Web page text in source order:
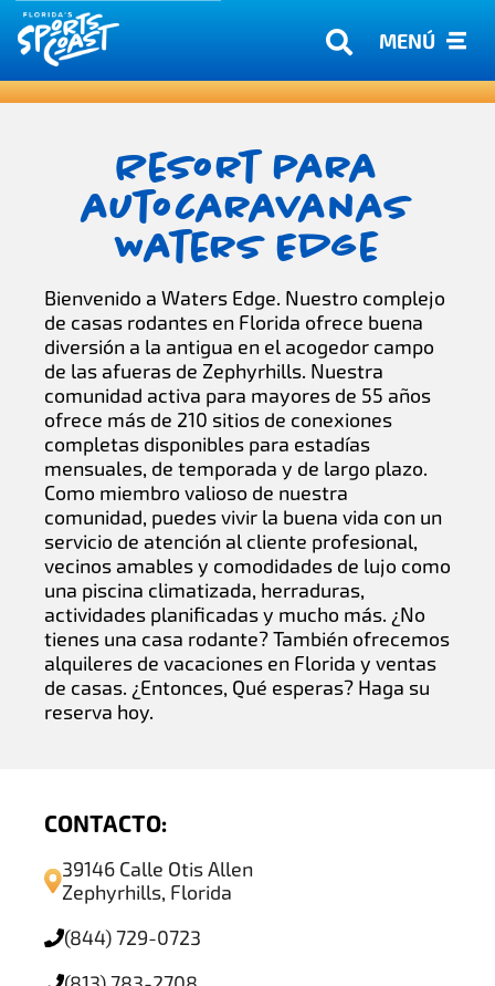
MENÚ
Resort para
autocaravanas
Waters Edge
Bienvenido a Waters Edge. Nuestro complejo
de casas rodantes en Florida ofrece buena
diversión a la antigua en el acogedor campo
de las afueras de Zephyrhills. Nuestra
comunidad activa para mayores de 55 años
ofrece más de 210 sitios de conexiones
completas disponibles para estadías
mensuales, de temporada y de largo plazo.
Como miembro valioso de nuestra
comunidad, puedes vivir la buena vida con un
servicio de atención al cliente profesional,
vecinos amables y comodidades de lujo como
una piscina climatizada, herraduras,
actividades planificadas y mucho más. ¿No
tienes una casa rodante? También ofrecemos
alquileres de vacaciones en Florida y ventas
de casas. ¿Entonces, Qué esperas? Haga su
reserva hoy.
CONTACTO:
39146 Calle Otis Allen
Zephyrhills, Florida
(844) 729-0723